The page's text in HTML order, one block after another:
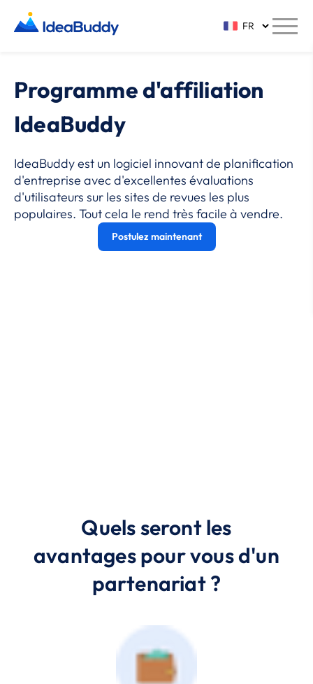
Programme d'affiliation
IdeaBuddy
IdeaBuddy est un logiciel innovant de planification
d'entreprise avec d'excellentes évaluations
d'utilisateurs sur les sites de revues les plus
populaires. Tout cela le rend très facile à vendre.
Postulez maintenant
Quels seront les
avantages pour vous d'un
partenariat ?